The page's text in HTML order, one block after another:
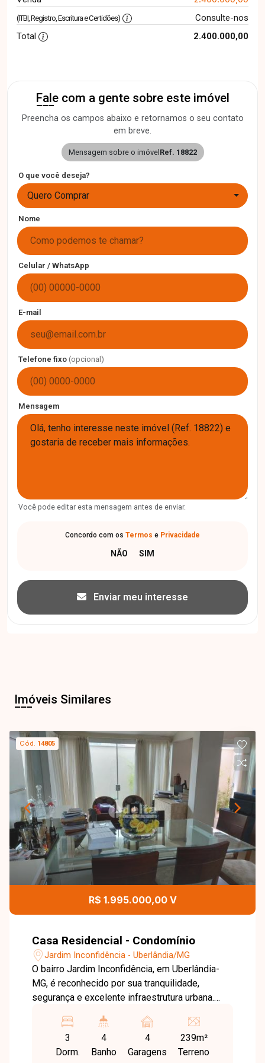
(ITBI, Registro, Escritura e Certidões)
Consulte-nos
Total
2.400.000,00
Fale com a gente sobre este imóvel
Preencha os campos abaixo e retornamos o seu contato
em breve.
Mensagem sobre o imóvel Ref. 18822
O que você deseja?
Quero Comprar
Nome
Celular / WhatsApp
E-mail
Telefone fixo (opcional)
Mensagem
Você pode editar esta mensagem antes de enviar.
Concordo com os Termos e Privacidade
Enviar meu interesse
Imóveis Similares
Cód. 14805
R$ 1.995.000,00 V
Casa Residencial - Condomínio
Jardim Inconfidência - Uberlândia/MG
O bairro Jardim Inconfidência, em Uberlândia-
MG, é reconhecido por sua tranquilidade,
segurança e excelente infraestrutura urbana.
importantes vias da cidade, a região oferece
comodidade no dia a dia, além de estar próxima
a escolas, supermercados, comércios e
3
Dorm.
4
Banho
4
Garagens
239m²
Terreno